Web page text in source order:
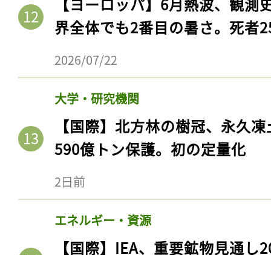
界全体でも2番目の暑さ。死者
2026/07/22
大学・研究機関
【国際】北方林の樹冠、永久
590億トン保護。初の定量化
2日前
エネルギー・資源
【国際】IEA、重要鉱物見通
記事をお気に入りに
ログインが必